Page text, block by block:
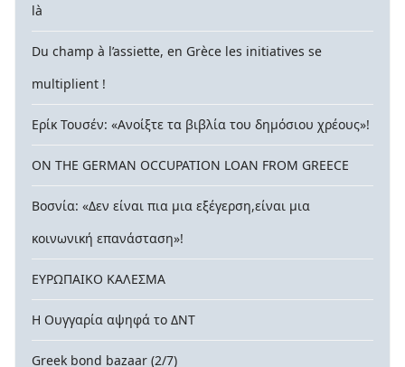
là
Du champ à l’assiette, en Grèce les initiatives se
multiplient !
Ερίκ Τουσέν: «Ανοίξτε τα βιβλία του δημόσιου χρέους»!
ON THE GERMAN OCCUPATION LOAN FROM GREECE
Βοσνία: «Δεν είναι πια μια εξέγερση,είναι μια
κοινωνική επανάσταση»!
ΕΥΡΩΠΑΙΚΟ ΚΑΛΕΣΜΑ
Η Ουγγαρία αψηφά το ΔΝΤ
Greek bond bazaar (2/7)